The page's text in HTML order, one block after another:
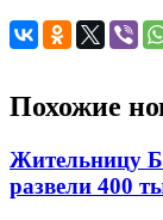
Похожие
Жительницу
развели 400